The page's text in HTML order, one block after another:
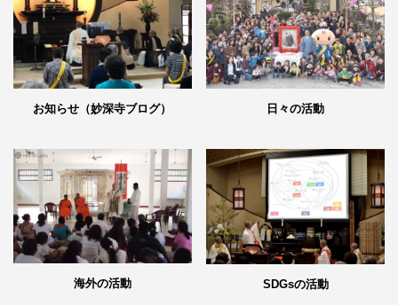
お知らせ（妙深寺ブログ） 日々の活動
海外の活動 SDGsの活動